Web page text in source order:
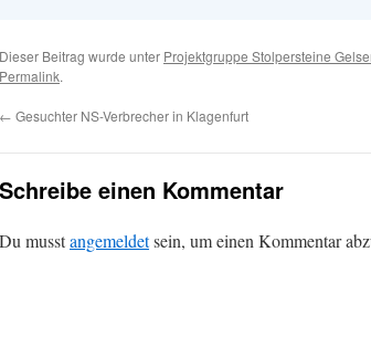
Dieser Beitrag wurde unter Projektgruppe Stolpersteine
Permalink.
← Gesuchter NS-Verbrecher in Klagenfurt
Schreibe einen Kommentar
Du musstangemeldetsein, um einen Kommentar